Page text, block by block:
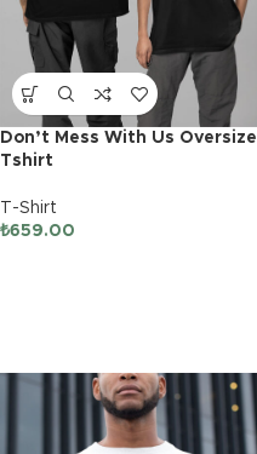
Don’t Mess With Us Oversize
Tshirt
T-Shirt
₺659.00